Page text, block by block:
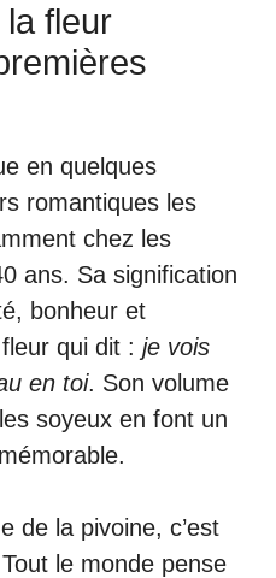
la fleur
en quelques
romantiques les
chez les
ans. Sa signification
bonheur et
qui dit : je vois
en toi. Son volume
soyeux en font un
de la pivoine, c’est
le monde pense